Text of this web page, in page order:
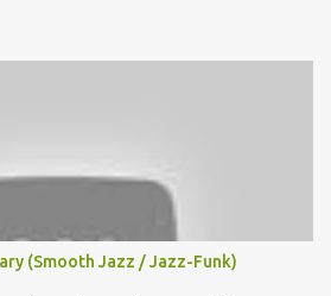
(Smooth Jazz / Jazz-Funk)